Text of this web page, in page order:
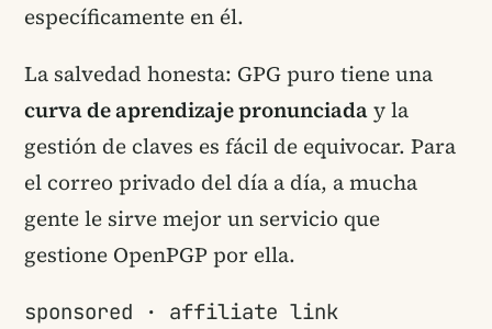
específicamente en él.
La salvedad honesta: GPG puro tiene una
curva de aprendizaje pronunciaday la
gestión de claves es fácil de equivocar. Para
el correo privado del día a día, a mucha
gente le sirve mejor un servicio que
gestione OpenPGP por ella.
sponsored · affiliate link